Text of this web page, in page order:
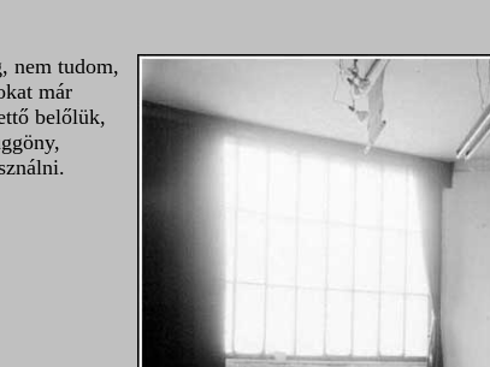
nem tudom,
már
belőlük,